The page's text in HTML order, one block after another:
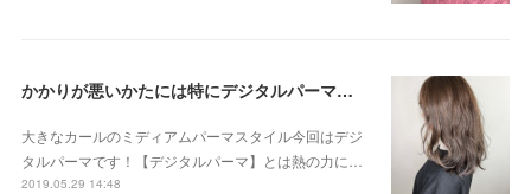
かかりが悪いかたには特にデジタルパーマがオススメです！
大きなカールのミディアムパーマスタイル今回はデジ
タルパーマです！【デジタルパーマ】とは熱の力に…
2019.05.29 14:48